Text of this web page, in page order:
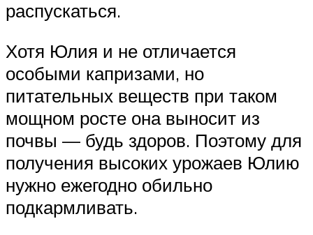
распускаться.
Хотя Юлия и не отличается
особыми капризами, но
питательных веществ при таком
мощном росте она выносит из
почвы — будь здоров. Поэтому для
получения высоких урожаев Юлию
нужно ежегодно обильно
подкармливать.